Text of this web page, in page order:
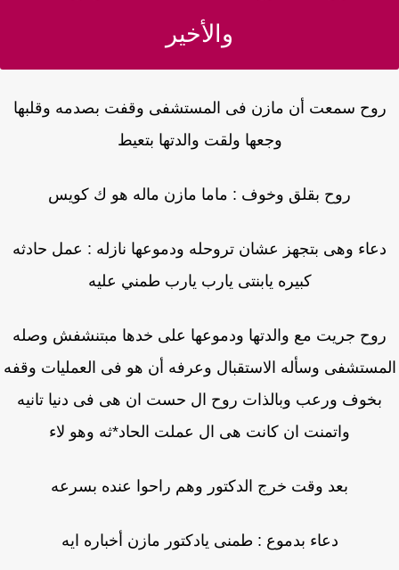
والأخير
سمعت أن مازن فى المستشفى وقفت بصدمه وقلبها
وجعها ولقت والدتها بتعيط
روح بقلق وخوف : ماما مازن ماله هو ك كويس
وهى بتجهز عشان تروحله ودموعها نازله : عمل حادثه
كبيره يابنتى يارب يارب طمني عليه
جريت مع والدتها ودموعها على خدها مبتنشفش وصله
وسأله الاستقبال وعرفه أن هو فى العمليات وقفه
بخوف ورعب وبالذات روح ال حست ان هى فى دنيا تانيه
واتمنت ان كانت هى ال عملت الحاد*ثه وهو لاء
بعد وقت خرج الدكتور وهم راحوا عنده بسرعه
دعاء بدموع : طمنى يادكتور مازن أخباره ايه